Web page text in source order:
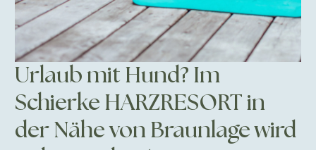
Urlaub mit Hund? Im
Schierke HARZRESORT in
der Nähe von Braunlage wird